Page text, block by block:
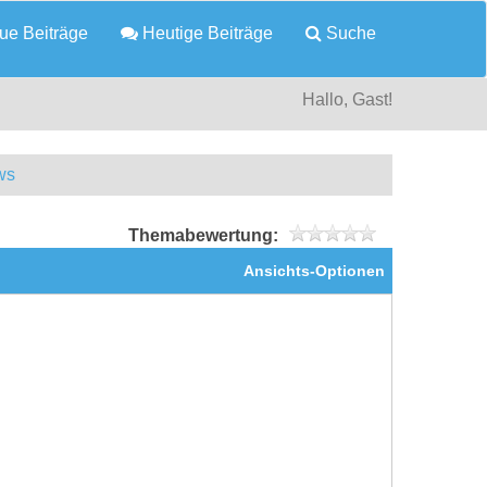
Beiträge Heutige Beiträge Suche
Hallo, Gast!
Themabewertung:
Ansichts-Optionen